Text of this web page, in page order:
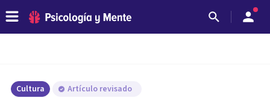
Cultura Artículo revisado